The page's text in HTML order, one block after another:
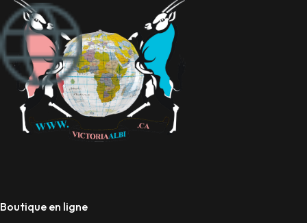
Boutique en ligne